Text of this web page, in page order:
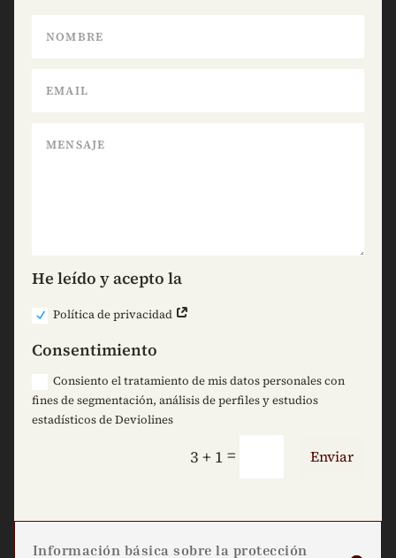
He leído y acepto la
Política de privacidad
Consentimiento
Consiento el tratamiento de mis datos personales con
fines de segmentación, análisis de perfiles y estudios
estadísticos de Deviolines
3 + 1 = Enviar
Información básica sobre la protección